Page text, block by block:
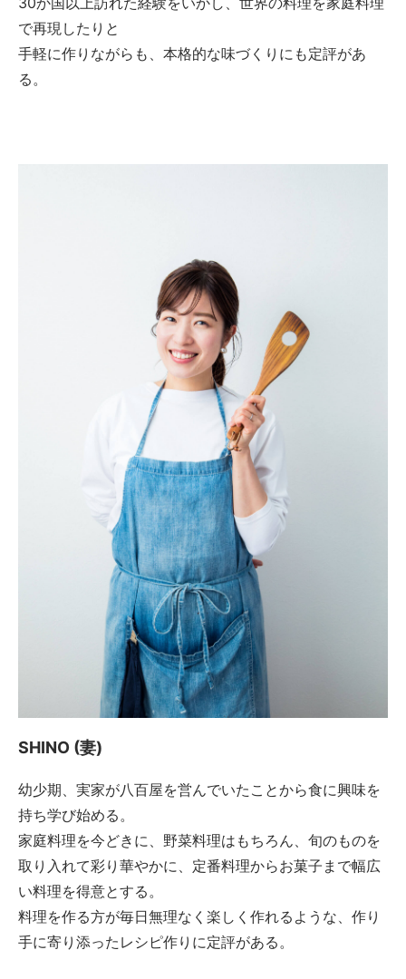
で再現したりと
手軽に作りながらも、本格的な味づくりにも定評があ
る。
SHINO (妻)
幼少期、実家が八百屋を営んでいたことから食に興味を
持ち学び始める。
家庭料理を今どきに、野菜料理はもちろん、旬のものを
取り入れて彩り華やかに、定番料理からお菓子まで幅広
い料理を得意とする。
料理を作る方が毎日無理なく楽しく作れるような、作り
手に寄り添ったレシピ作りに定評がある。